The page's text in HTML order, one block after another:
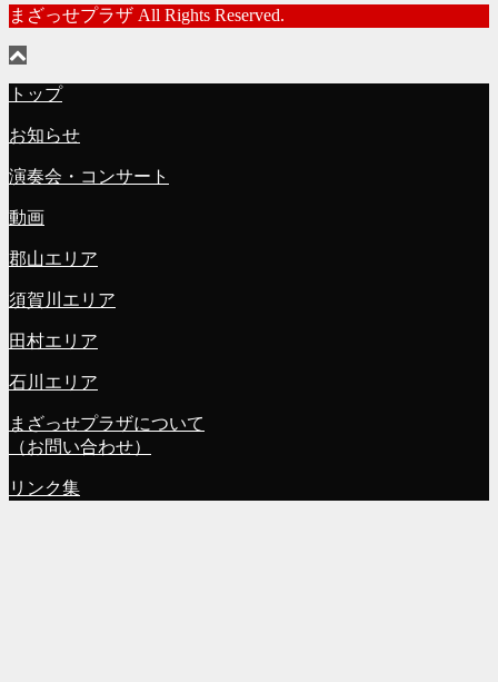
まざっせプラザ All Rights Reserved.
トップ
お知らせ
演奏会・コンサート
動画
郡山エリア
須賀川エリア
田村エリア
石川エリア
まざっせプラザについて
（お問い合わせ）
リンク集